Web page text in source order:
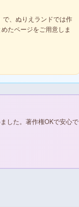
で、ぬりえランドでは作
たページをご用意しま
した。著作権OKで安心で